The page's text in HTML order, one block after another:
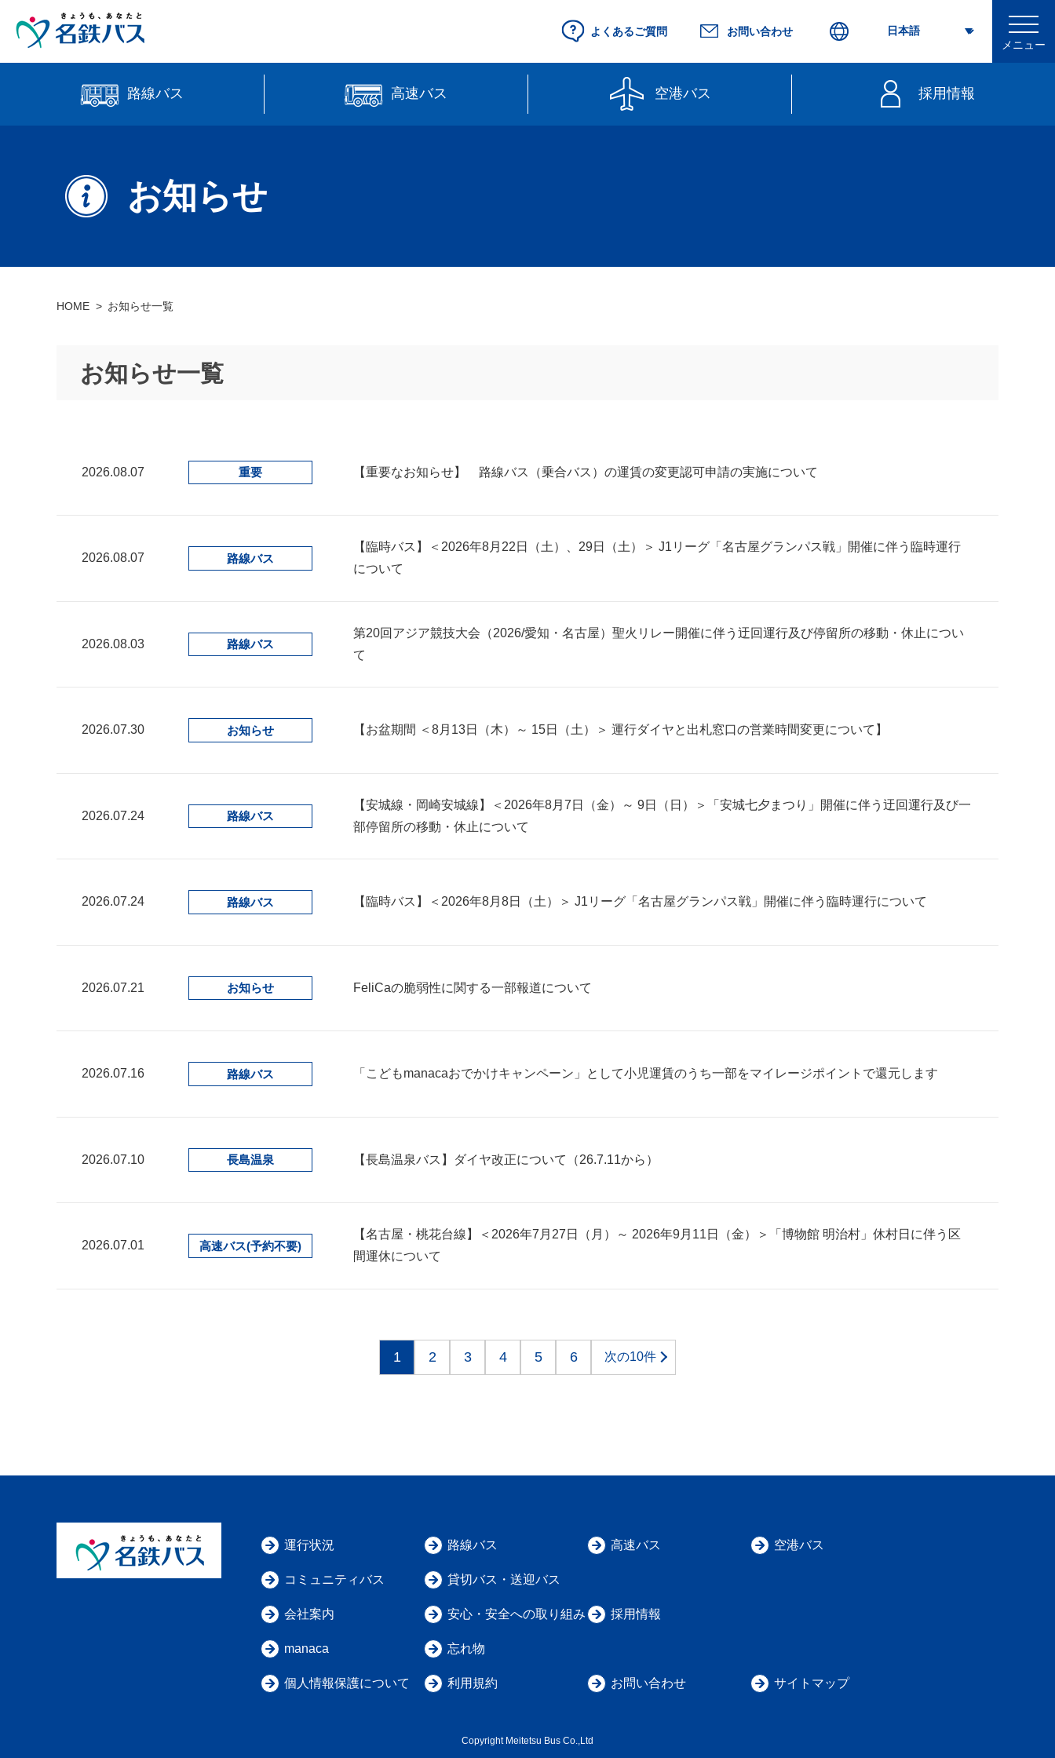
よくあるご質問
お問い合わせ
メニュー
路線バス
時刻・運賃検索
バス位置情報 のりば案内 web延着証明書
高速バス 空港バス 採用情報
お知らせ
HOME お知らせ一覧
お知らせ一覧
2026.08.07 重要 【重要なお知らせ】 路線バス（乗合バス）の運賃の変更認可申請の実施について
2026.08.07 路線バス
【臨時バス】＜2026年8月22日（土）、29日（土）＞ J1リーグ「名古屋グランパス戦」開催に伴う臨時運行
について
2026.08.03 路線バス
第20回アジア競技大会（2026/愛知・名古屋）聖火リレー開催に伴う迂回運行及び停留所の移動・休止につい
て
2026.07.30 お知らせ 【お盆期間 ＜8月13日（木）～ 15日（土）＞ 運行ダイヤと出札窓口の営業時間変更について】
2026.07.24 路線バス
【安城線・岡崎安城線】＜2026年8月7日（金）～ 9日（日）＞「安城七夕まつり」開催に伴う迂回運行及び一
部停留所の移動・休止について
2026.07.24 路線バス 【臨時バス】＜2026年8月8日（土）＞ J1リーグ「名古屋グランパス戦」開催に伴う臨時運行について
2026.07.21 お知らせ FeliCaの脆弱性に関する一部報道について
2026.07.16 路線バス 「こどもmanacaおでかけキャンペーン」として小児運賃のうち一部をマイレージポイントで還元します
2026.07.10 長島温泉 【長島温泉バス】ダイヤ改正について（26.7.11から）
2026.07.01 高速バス(予約不要)
【名古屋・桃花台線】＜2026年7月27日（月）～ 2026年9月11日（金）＞「博物館 明治村」休村日に伴う区
間運休について
1 2 3 4 5 6 次の10件
運行状況 路線バス 高速バス 空港バス
コミュニティバス 貸切バス・送迎バス
会社案内 安心・安全への取り組み 採用情報
manaca 忘れ物
個人情報保護について 利用規約 お問い合わせ サイトマップ
Copyright Meitetsu Bus Co.,Ltd